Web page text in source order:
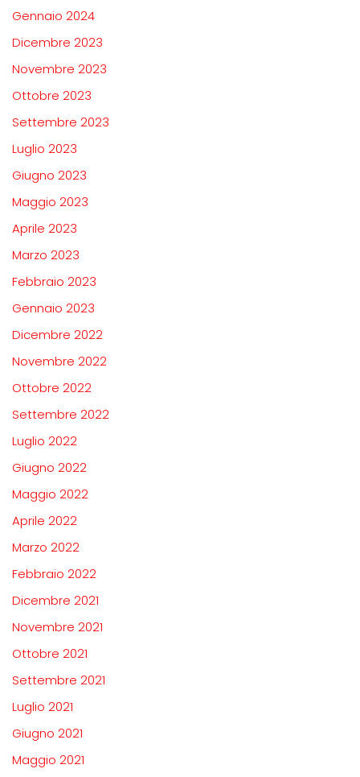
Gennaio 2024
Dicembre 2023
Novembre 2023
Ottobre 2023
Settembre 2023
Luglio 2023
Giugno 2023
Maggio 2023
Aprile 2023
Marzo 2023
Febbraio 2023
Gennaio 2023
Dicembre 2022
Novembre 2022
Ottobre 2022
Settembre 2022
Luglio 2022
Giugno 2022
Maggio 2022
Aprile 2022
Marzo 2022
Febbraio 2022
Dicembre 2021
Novembre 2021
Ottobre 2021
Settembre 2021
Luglio 2021
Giugno 2021
Maggio 2021